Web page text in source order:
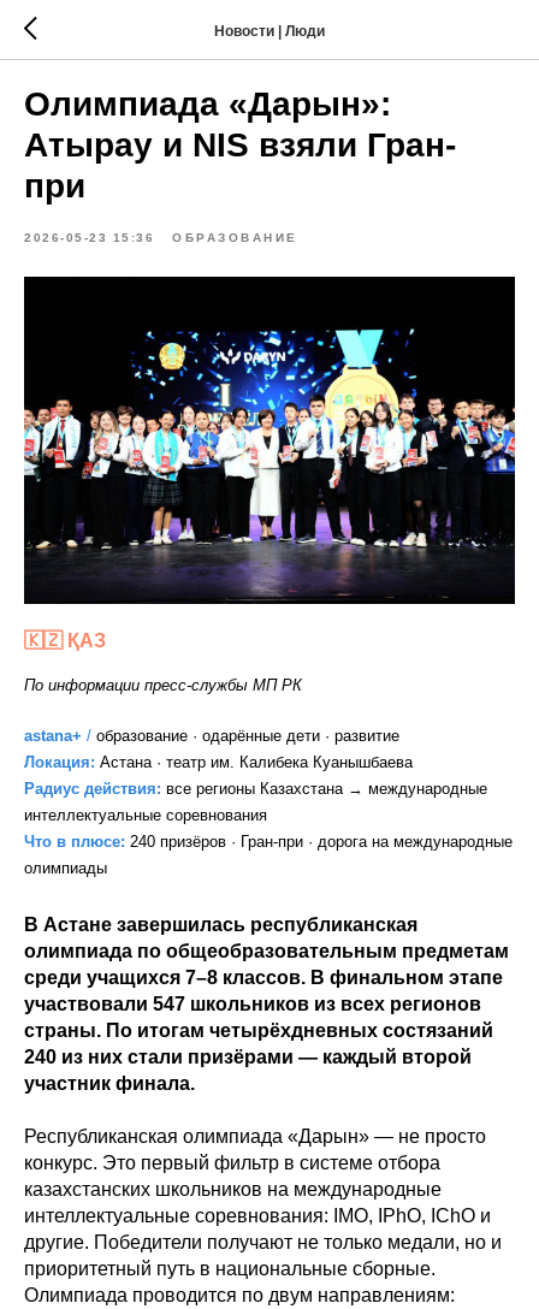
Новости | Люди
Олимпиада «Дарын»:
Атырау и NIS взяли Гран-
при
2026-05-23 15:36 ОБРАЗОВАНИЕ
🇰🇿 ҚАЗ
По информации пресс-службы МП РК
astana+ / образование · одарённые дети · развитие
Локация: Астана · театр им. Калибека Куанышбаева
Радиус действия: все регионы Казахстана → международные
интеллектуальные соревнования
Что в плюсе: 240 призёров · Гран-при · дорога на международные
олимпиады
В Астане завершилась республиканская
олимпиада по общеобразовательным предметам
среди учащихся 7–8 классов. В финальном этапе
участвовали 547 школьников из всех регионов
страны. По итогам четырёхдневных состязаний
240 из них стали призёрами — каждый второй
участник финала.
Республиканская олимпиада «Дарын» — не просто
конкурс. Это первый фильтр в системе отбора
казахстанских школьников на международные
интеллектуальные соревнования: IMO, IPhO, IChO и
другие. Победители получают не только медали, но и
приоритетный путь в национальные сборные.
Олимпиада проводится по двум направлениям: